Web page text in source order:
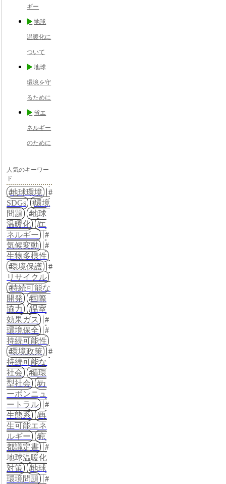
ギー
地球
温暖化に
ついて
地球
環境を守
るために
省エ
ネルギー
のために
人気のキーワー
ド
地球環境
SDGs
環境
問題
地球
温暖化
エ
ネルギー
気候変動
生物多様性
環境保護
リサイクル
持続可能な
開発
国際
協力
温室
効果ガス
環境保全
持続可能性
環境政策
持続可能な
社会
循環
型社会
カ
ーボンニュ
ートラル
生態系
再
生可能エネ
ルギー
京
都議定書
地球温暖化
対策
地球
環境問題